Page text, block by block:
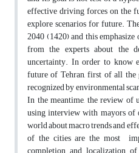
effective driving forces on the
explore scenarios for future.
2040 (1420) and this
from the experts about the
uncertainty. In order to know
future of Tehran, first of all
recognized by environmental
In the meantime, the review of
using interview with mayors
world about macro trends and
of the cities are the most